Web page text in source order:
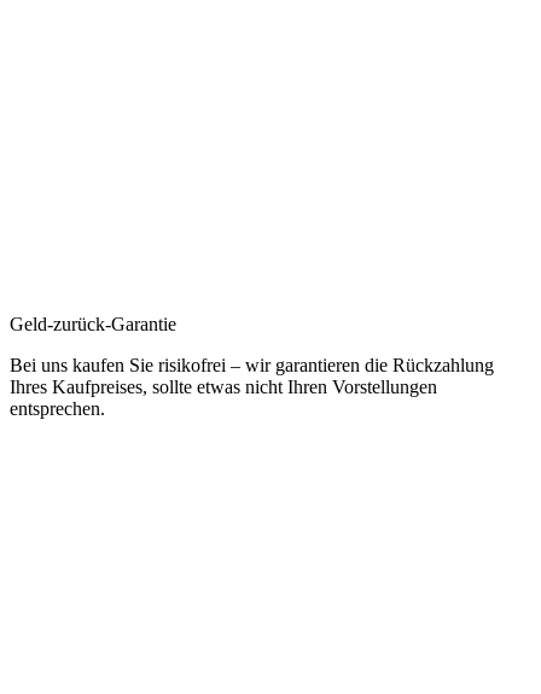
Geld-zurück-Garantie
Bei uns kaufen Sie risikofrei – wir garantieren die Rückzahlung
Ihres Kaufpreises, sollte etwas nicht Ihren Vorstellungen
entsprechen.